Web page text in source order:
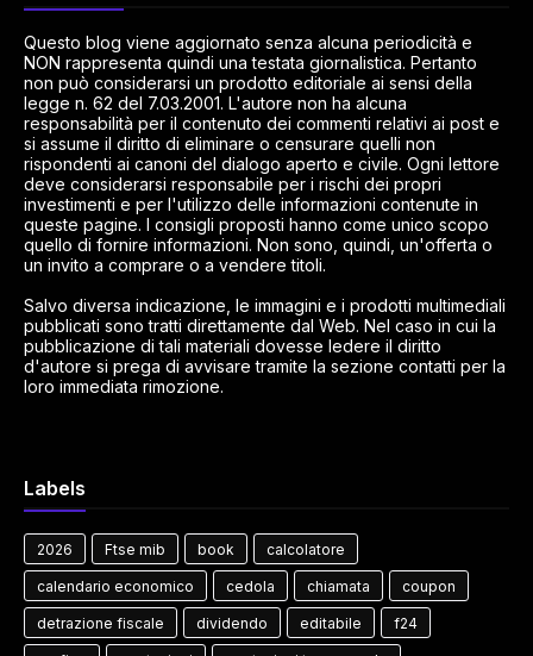
Questo blog viene aggiornato senza alcuna periodicità e
NON rappresenta quindi una testata giornalistica. Pertanto
non può considerarsi un prodotto editoriale ai sensi della
legge n. 62 del 7.03.2001. L'autore non ha alcuna
responsabilità per il contenuto dei commenti relativi ai post e
si assume il diritto di eliminare o censurare quelli non
rispondenti ai canoni del dialogo aperto e civile. Ogni lettore
deve considerarsi responsabile per i rischi dei propri
investimenti e per l'utilizzo delle informazioni contenute in
queste pagine. I consigli proposti hanno come unico scopo
quello di fornire informazioni. Non sono, quindi, un'offerta o
un invito a comprare o a vendere titoli.
Salvo diversa indicazione, le immagini e i prodotti multimediali
pubblicati sono tratti direttamente dal Web. Nel caso in cui la
pubblicazione di tali materiali dovesse ledere il diritto
d'autore si prega di avvisare tramite la sezione contatti per la
loro immediata rimozione.
Labels
2026 Ftse mib book calcolatore
calendario economico cedola chiamata coupon
detrazione fiscale dividendo editabile f24